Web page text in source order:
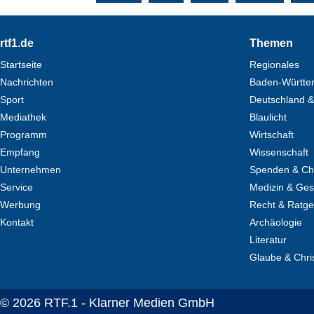
Footer
© 2026 RTF.1 - Klarner Medien GmbH
rtf1.de
Startseite
Nachrichten
Sport
Mediathek
Programm
Empfang
Unternehmen
Service
Werbung
Kontakt
Themen
Regionales
Baden-
Deutschland
Blaulicht
Wirtschaft
Wissenschaft
Spenden &
Medizin &
Recht &
Archäologie
Literatur
Glaube &